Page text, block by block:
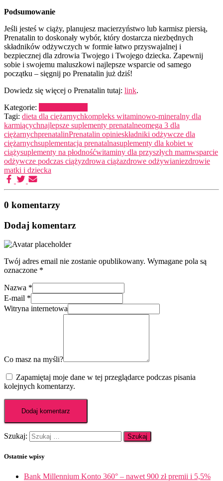
Podsumowanie
Jeśli jesteś w ciąży, planujesz macierzyństwo lub karmisz piersią,
Prenatalin to doskonały wybór, który dostarcza niezbędnych
składników odżywczych w formie łatwo przyswajalnej i
bezpiecznej dla zdrowia Twojego i Twojego dziecka. Zapewnij
sobie i swojemu maluszkowi najlepsze wsparcie od samego
początku – sięgnij po Prenatalin już dziś!
Dowiedz się więcej o Prenatalin tutaj: link.
Kategorie:
Tagi: dieta dla ciężarnychkompleks witaminowo-mineralny dla
karmiącychnajlepsze suplementy prenatalneomega 3 dla
ciężarnychprenatalinPrenatalin opinieskładniki odżywcze dla
ciężarnychsuplementacja prenatalnasuplementy dla kobiet w
ciążysuplementy na płodnośćwitaminy dla przyszłych mamwsparcie
odżywcze podczas ciążyzdrowa ciążazdrowe odżywianiezdrowie
matki i dziecka
0 komentarzy
Dodaj komentarz
Twój adres email nie zostanie opublikowany. Wymagane pola są
oznaczone *
Nazwa *
E-mail *
Witryna internetowa
Co masz na myśli?
Zapamiętaj moje dane w tej przeglądarce podczas pisania
kolejnych komentarzy.
Szukaj:
Ostatnie wpisy
Bank Millennium Konto 360° – nawet 900 zł premii i 5,5%